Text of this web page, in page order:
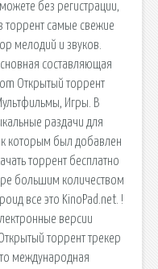
без регистрации,
торрент самые свежие
мелодий и звуков.
составляющая
Открытый торрент
Игры. В
раздачи для
которым был добавлен
торрент бесплатно
большим количеством
все это KinoPad.net. !
версии
торрент трекер
международная